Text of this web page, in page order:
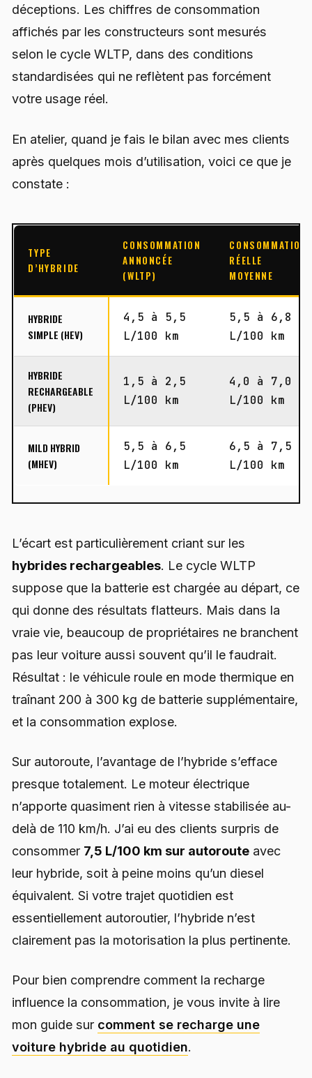
déceptions. Les chiffres de consommation
affichés par les constructeurs sont mesurés
selon le cycle WLTP, dans des conditions
standardisées qui ne reflètent pas forcément
votre usage réel.
En atelier, quand je fais le bilan avec mes clients
après quelques mois d’utilisation, voici ce que je
constate :
TYPE
D’HYBRIDE
CONSOMMATION
ANNONCÉE
(WLTP)
CONSOMMATION
RÉELLE
MOYENNE
HYBRIDE
SIMPLE (HEV)
4,5 à 5,5
L/100 km
5,5 à 6,8
L/100 km
HYBRIDE
RECHARGEABLE
(PHEV)
1,5 à 2,5
L/100 km
4,0 à 7,0
L/100 km
MILD HYBRID
(MHEV)
5,5 à 6,5
L/100 km
6,5 à 7,5
L/100 km
L’écart est particulièrement criant sur les
hybrides rechargeables. Le cycle WLTP
suppose que la batterie est chargée au départ, ce
qui donne des résultats flatteurs. Mais dans la
vraie vie, beaucoup de propriétaires ne branchent
pas leur voiture aussi souvent qu’il le faudrait.
Résultat : le véhicule roule en mode thermique en
traînant 200 à 300 kg de batterie supplémentaire,
et la consommation explose.
Sur autoroute, l’avantage de l’hybride s’efface
presque totalement. Le moteur électrique
n’apporte quasiment rien à vitesse stabilisée au-
delà de 110 km/h. J’ai eu des clients surpris de
consommer 7,5 L/100 km sur autoroute avec
leur hybride, soit à peine moins qu’un diesel
équivalent. Si votre trajet quotidien est
essentiellement autoroutier, l’hybride n’est
clairement pas la motorisation la plus pertinente.
Pour bien comprendre comment la recharge
influence la consommation, je vous invite à lire
mon guide sur comment se recharge une
voiture hybride au quotidien.